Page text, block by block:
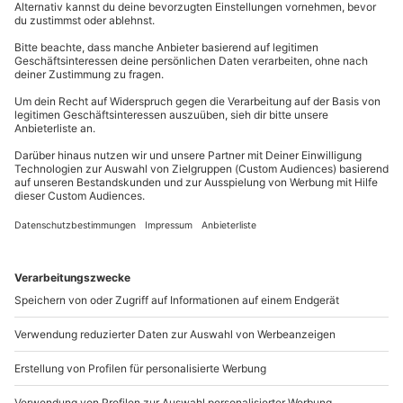
grinst in den Zwischenpausen gemeinsam weiter
Eine Zeitreise in die 50er- und 60er-Jahre
Überrasche einen Heinz-Erhardt-Fan mit einem
Kabarett-Dinner in Meldorf.
0840 / 00 00 11
Kontakt & FAQ
mydaysGmbH
Mühldorfstraße 8
81671 München
Du erreichst uns telefonisch zu folgenden Zeiten,
außer an bundesweiten Feiertagen:
Mo-Fr: 8-20 Uhr | Sa: 10-16 Uhr
Du möchtest als Firma bestellen?
Sichere Dir attraktive Firmenkunden Vorteile.
+49 89 / 21 12 90 20
Mo-Fr: 9-17 Uhr